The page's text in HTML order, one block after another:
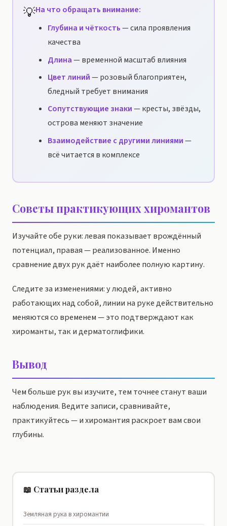
💡На что обращать внимание:
Глубина и чёткость— сила проявления
качества
Длина— временной масштаб влияния
Цвет линий— розовый благоприятен,
бледный требует внимания
Сопутствующие знаки— кресты, звёзды,
острова меняют значение
Взаимодействие с другими линиями—
всё читается в комплексе
Советы практикующих хиромантов
Изучайте обе руки: левая показывает врождённый
потенциал, правая — реализованное. Именно
сравнение двух рук даёт наиболее полную картину.
Следите за изменениями: у людей, активно
работающих над собой, линии на руке действительно
меняются со временем — это подтверждают как
хироманты, так и дерматоглифики.
Вывод
Чем больше рук вы изучите, тем точнее станут ваши
наблюдения. Ведите записи, сравнивайте,
практикуйтесь — и хиромантия раскроет вам свои
глубины.
📖 Статьи раздела
Земляная рука в хиромантии